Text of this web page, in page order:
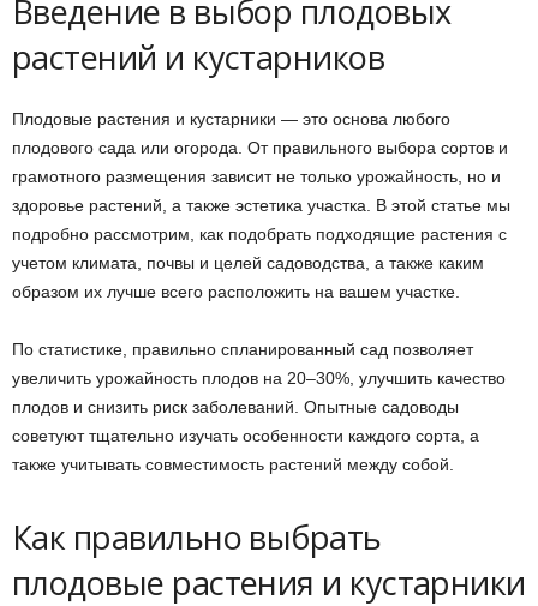
Введение в выбор плодовых
растений и кустарников
Плодовые растения и кустарники — это основа любого
плодового сада или огорода. От правильного выбора сортов и
грамотного размещения зависит не только урожайность, но и
здоровье растений, а также эстетика участка. В этой статье мы
подробно рассмотрим, как подобрать подходящие растения с
учетом климата, почвы и целей садоводства, а также каким
образом их лучше всего расположить на вашем участке.
По статистике, правильно спланированный сад позволяет
увеличить урожайность плодов на 20–30%, улучшить качество
плодов и снизить риск заболеваний. Опытные садоводы
советуют тщательно изучать особенности каждого сорта, а
также учитывать совместимость растений между собой.
Как правильно выбрать
плодовые растения и кустарники